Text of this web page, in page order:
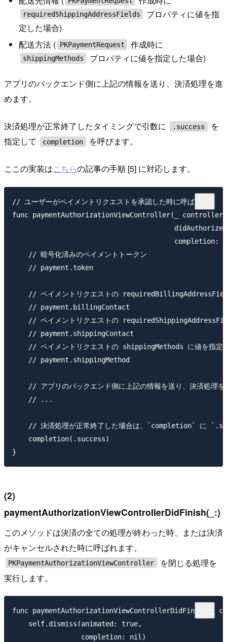
requiredShippingAddressFields
プロパティに値を指
定した場合)
配送方法 ( PKPaymentRequest 作成時に
shippingMethods プロパティに値を指定した場合)
アプリのバックエンド側に上記の情報を送り、決済処理を進
めます。
決済処理が正常終了したタイミングで引数に .success
を
指定して
completion を呼びます。
ここの実装はこちらの記事の手順 [5] に対応します。
// ユーザーがペイメントリクエストを承認した時に呼ばれる
func paymentAuthorizationViewController(_
completion:
    // 暗号化済みのペイメントトークン
    // payment.token
// ペイメントリクエストの
    // payment.billingContact
// ペイメントリクエストの
    // payment.shippingContact
// ペイメントリクエストの shippingMethods に値を指定
    // payment.shippingMethod
// アプリのバックエンド側に上記の情報を送り、決済処理を
    // ...
// 決済処理が正常終了した場合は、`completion` に
    completion(.success)
(2)
paymentAuthorizationViewControllerDidFinish(_:)
このメソッドは決済の全ての処理が終わった時、または決済
がキャンセルされた時に呼ばれます。
PKPaymentAuthorizationViewController
を閉じる処理を
実行します。
func paymentAuthorizationViewControllerDidFinish(_
    self.dismiss(animated: true,
                 completion: nil)